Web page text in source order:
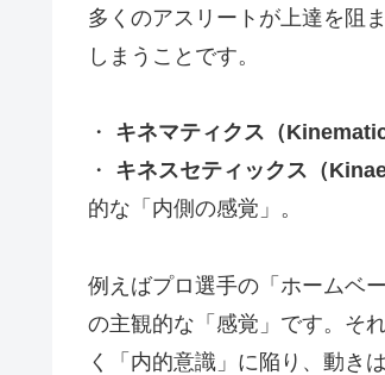
多くのアスリートが上達を阻
しまうことです。
・ キネマティクス（
・ キネスセティックス（
的な「内側の感覚」。
例えばプロ選手の「ホームベ
の主観的な「感覚」です。そ
く「内的意識」に陥り、動き